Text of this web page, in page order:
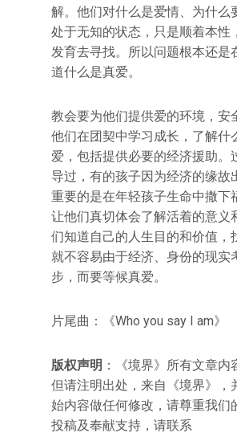
解。他们对什么是爱情、为什么
处于无知的状态，只是顺着本性
发育去寻找。所以问题根本还是
道什么是真爱。
教会要为他们提供爱的环境，安
他们在团契中学习成长，了解什
爱，包括提供必要的经济援助。
导过，有的孩子因为经济的缘故
重要的是在年轻孩子生命中撒下
让他们真切体会了解活着的意义
们知道自己的人生目的和价值，
就不容易由于经济、身份的现实
步，而要等候真爱。
片尾曲：《Who you say I am》
版权声明 ：《境界》所有文章内
但请注明出处，来自《境界》，
始内容做任何修改，请尊重我们
投稿及奉献支持，请联系